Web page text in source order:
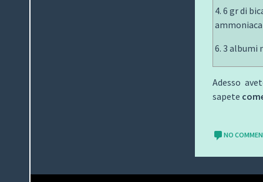
4. 6 gr di
6. 3 albumi
Adesso
sapete
NO